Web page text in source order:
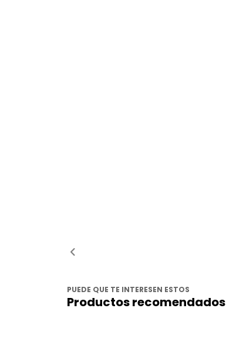
PUEDE QUE TE INTERESEN ESTOS
Productos recomendados